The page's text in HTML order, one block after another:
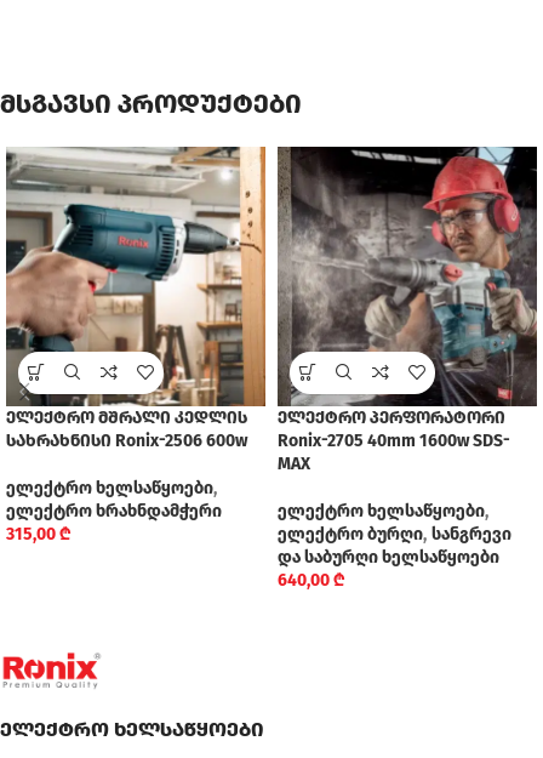
მსგავსი პროდუქტები
ელექტრო მშრალი კედლის
სახრახნისი Ronix-2506 600w
ელექტრო ხელსაწყოები,
ელექტრო ხრახნდამჭერი
315,00₾
ელექტრო პერფორატორი
Ronix-2705 40mm 1600w SDS-
MAX
ელექტრო ხელსაწყოები,
ელექტრო ბურღი, სანგრევი
და საბურღი ხელსაწყოები
640,00₾
ელექტრო ხელსაწყოები